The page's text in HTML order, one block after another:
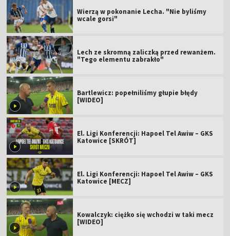
Wierzą w pokonanie Lecha. "Nie byliśmy
wcale gorsi"
Lech ze skromną zaliczką przed rewanżem.
"Tego elementu zabrakło"
Bartlewicz: popełniliśmy głupie błędy
[WIDEO]
El. Ligi Konferencji: Hapoel Tel Awiw – GKS
Katowice [SKRÓT]
El. Ligi Konferencji: Hapoel Tel Awiw – GKS
Katowice [MECZ]
Kowalczyk: ciężko się wchodzi w taki mecz
[WIDEO]